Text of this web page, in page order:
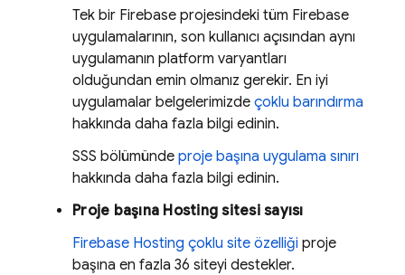
Tek bir Firebase projesindeki tüm Firebase
uygulamalarının, son kullanıcı açısından aynı
uygulamanın platform varyantları
olduğundan emin olmanız gerekir. En iyi
uygulamalar belgelerimizde çoklu barındırma
hakkında daha fazla bilgi edinin.
SSS bölümünde proje başına uygulama sınırı
hakkında daha fazla bilgi edinin.
Proje başına Hosting sitesi sayısı
Firebase Hosting çoklu site özelliği proje
başına en fazla 36 siteyi destekler.